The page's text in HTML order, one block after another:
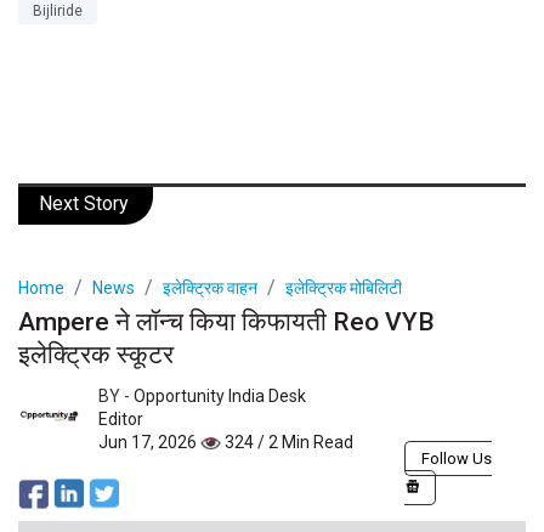
Bijliride
Next Story
Home News इलेक्ट्रिक वाहन इलेक्ट्रिक मोबिलिटी
Ampere ने लॉन्च किया किफायती Reo VYB
इलेक्ट्रिक स्कूटर
BY - Opportunity India Desk
Editor
Jun 17, 2026
324 / 2 Min Read
Follow Us